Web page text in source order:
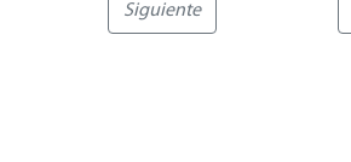
Siguiente